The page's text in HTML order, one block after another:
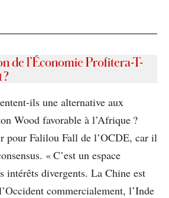
de l’Économie Profitera-T-
?
ils une alternative aux
Wood favorable à l’Afrique ?
pour Falilou Fall de l’OCDE, car il
« C’est un espace
intérêts divergents. La Chine est
commercialement, l’Inde